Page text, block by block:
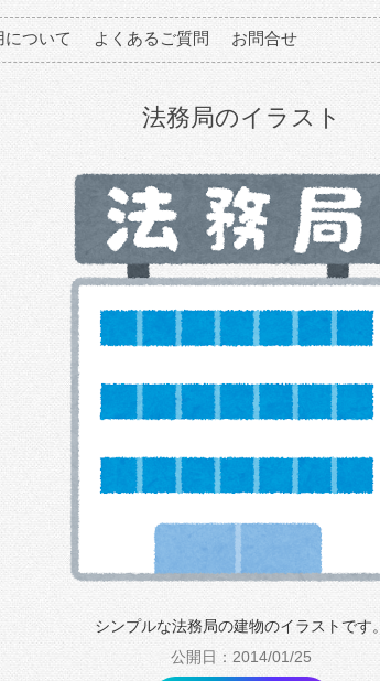
について よくあるご質問 お問合せ
法務局のイラスト
シンプルな法務局の建物のイラストです。
公開日：2014/01/25